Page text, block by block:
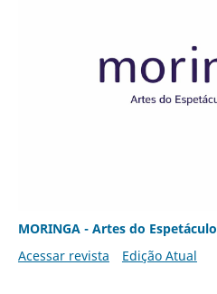
MORINGA - Artes do Espetáculo
Acessar revista
Edição Atual